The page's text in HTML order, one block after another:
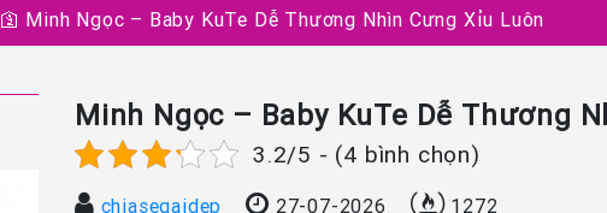
🛐 Minh Ngọc – Baby KuTe Dễ Thương Nhìn Cưng Xỉu Luôn
Minh Ngọc – Baby KuTe Dễ Thương
3.2/5 - (4 bình chọn)
chiasegaidep 27-07-2026 1272